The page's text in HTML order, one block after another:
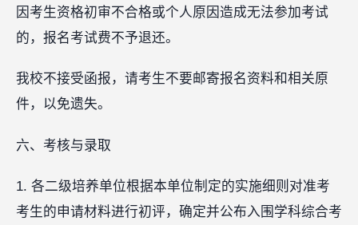
因考生资格初审不合格或个人原因造成无法参加考试
的，报名考试费不予退还。
我校不接受函报，请考生不要邮寄报名资料和相关原
件，以免遗失。
六、考核与录取
1. 各二级培养单位根据本单位制定的实施细则对准考
考生的申请材料进行初评，确定并公布入围学科综合考